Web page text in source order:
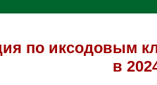
по иксодовым
в